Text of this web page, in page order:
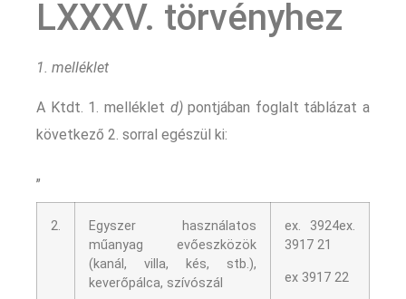
LXXXV. törvényhez
1. melléklet
A Ktdt. 1. melléklet d)pontjában foglalt táblázat a
következő 2. sorral egészül ki:
„
2.
Egyszer használatos
műanyag evőeszközök
(kanál, villa, kés, stb.),
keverőpálca, szívószál
ex. 3924ex.
3917 21
ex 3917 22